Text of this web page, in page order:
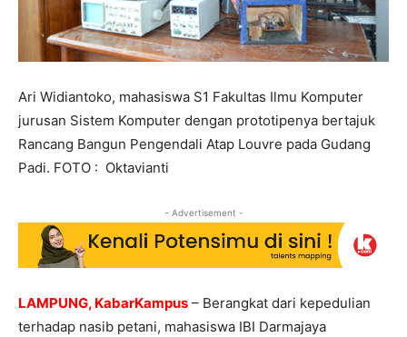
Ari Widiantoko, mahasiswa S1 Fakultas Ilmu Komputer
jurusan Sistem Komputer dengan prototipenya bertajuk
Rancang Bangun Pengendali Atap Louvre pada Gudang
Padi. FOTO : Oktavianti
- Advertisement -
LAMPUNG, KabarKampus – Berangkat dari kepedulian
terhadap nasib petani, mahasiswa IBI Darmajaya